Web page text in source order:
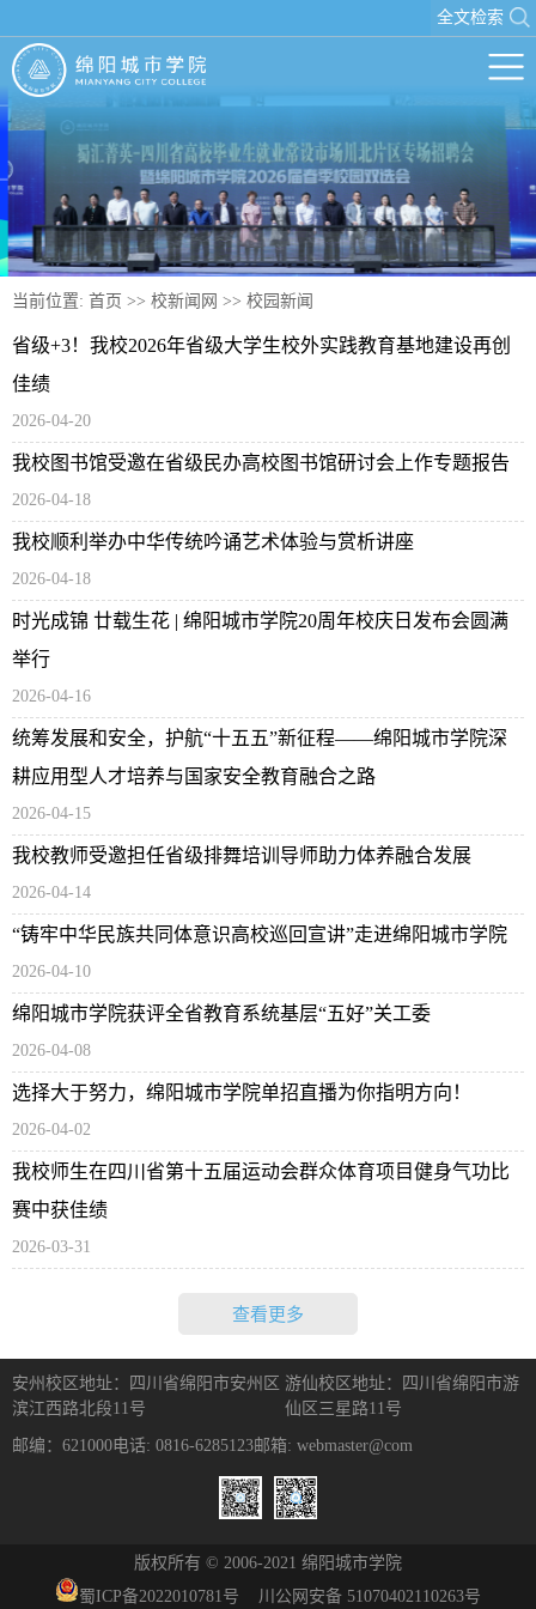
全文检索
当前位置: 首页 >> 校新闻网 >> 校园新闻
省级+3！我校2026年省级大学生校外实践教育基地建设再创
佳绩
2026-04-20
我校图书馆受邀在省级民办高校图书馆研讨会上作专题报告
2026-04-18
我校顺利举办中华传统吟诵艺术体验与赏析讲座
2026-04-18
时光成锦 廿载生花 | 绵阳城市学院20周年校庆日发布会圆满
举行
2026-04-16
统筹发展和安全，护航“十五五”新征程——绵阳城市学院深
耕应用型人才培养与国家安全教育融合之路
2026-04-15
我校教师受邀担任省级排舞培训导师助力体养融合发展
2026-04-14
“铸牢中华民族共同体意识高校巡回宣讲”走进绵阳城市学院
2026-04-10
绵阳城市学院获评全省教育系统基层“五好”关工委
2026-04-08
选择大于努力，绵阳城市学院单招直播为你指明方向！
2026-04-02
我校师生在四川省第十五届运动会群众体育项目健身气功比
赛中获佳绩
2026-03-31
查看更多
安州校区地址：四川省绵阳市安州区
滨江西路北段11号
游仙校区地址：四川省绵阳市游
仙区三星路11号
邮编：621000 电话: 0816-6285123邮箱: webmaster@com
版权所有 © 2006-2021 绵阳城市学院
蜀ICP备2022010781 号 川公网安备 51070402110263号